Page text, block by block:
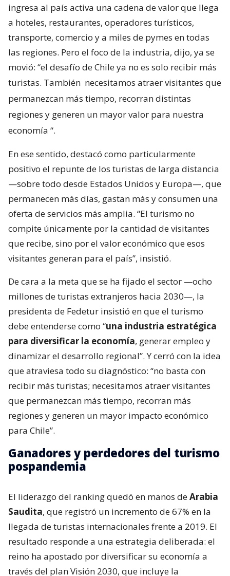
ingresa al país activa una cadena de valor que llega
a hoteles, restaurantes, operadores turísticos,
transporte, comercio y a miles de pymes en todas
las regiones. Pero el foco de la industria, dijo, ya se
movió: “el desafío de Chile ya no es solo recibir más
turistas. También necesitamos atraer visitantes que
permanezcan más tiempo, recorran distintas
regiones y generen un mayor valor para nuestra
economía “.
En ese sentido, destacó como particularmente
positivo el repunte de los turistas de larga distancia
—sobre todo desde Estados Unidos y Europa—, que
permanecen más días, gastan más y consumen una
oferta de servicios más amplia. “El turismo no
compite únicamente por la cantidad de visitantes
que recibe, sino por el valor económico que esos
visitantes generan para el país”, insistió.
De cara a la meta que se ha fijado el sector —ocho
millones de turistas extranjeros hacia 2030—, la
presidenta de Fedetur insistió en que el turismo
debe entenderse como “una industria estratégica
para diversificar la economía, generar empleo y
dinamizar el desarrollo regional”. Y cerró con la idea
que atraviesa todo su diagnóstico: “no basta con
recibir más turistas; necesitamos atraer visitantes
que permanezcan más tiempo, recorran más
regiones y generen un mayor impacto económico
para Chile”.
Ganadores y perdedores del turismo
pospandemia
El liderazgo del ranking quedó en manos deArabia
Saudita, que registró un incremento de 67% en la
llegada de turistas internacionales frente a 2019. El
resultado responde a una estrategia deliberada: el
reino ha apostado por diversificar su economía a
través del plan Visión 2030, que incluye la